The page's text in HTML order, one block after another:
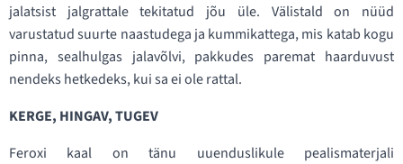
jalatsist jalgrattale tekitatud jõu üle. Välistald on nüüd
varustatud suurte naastudega ja kummikattega, mis katab kogu
pinna, sealhulgas jalavõlvi, pakkudes paremat haarduvust
nendeks hetkedeks, kui sa ei ole rattal.
KERGE, HINGAV, TUGEV
Feroxi kaal on tänu uuenduslikule pealismaterjali